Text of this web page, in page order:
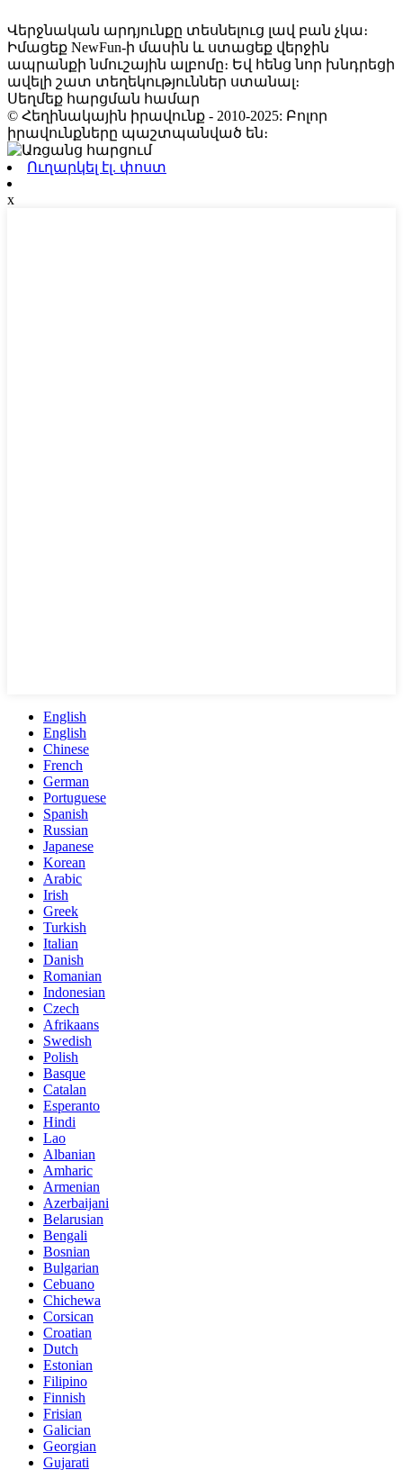
Վերջնական արդյունքը տեսնելուց լավ բան չկա։
Իմացեք NewFun-ի մասին և ստացեք վերջին
ապրանքի նմուշային ալբոմը։ Եվ հենց նոր խնդրեցի
ավելի շատ տեղեկություններ ստանալ։
Սեղմեք հարցման համար
© Հեղինակային իրավունք - 2010-2025: Բոլոր
իրավունքները պաշտպանված են։
Ուղարկել էլ. փոստ
x
English
English
Chinese
French
German
Portuguese
Spanish
Russian
Japanese
Korean
Arabic
Irish
Greek
Turkish
Italian
Danish
Romanian
Indonesian
Czech
Afrikaans
Swedish
Polish
Basque
Catalan
Esperanto
Hindi
Lao
Albanian
Amharic
Armenian
Azerbaijani
Belarusian
Bengali
Bosnian
Bulgarian
Cebuano
Chichewa
Corsican
Croatian
Dutch
Estonian
Filipino
Finnish
Frisian
Galician
Georgian
Gujarati